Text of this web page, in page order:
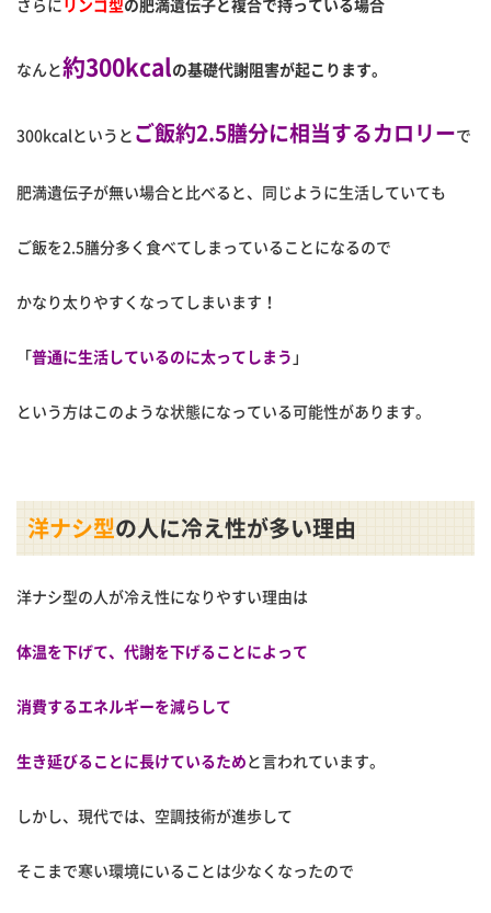
なんと約300kcalの基礎代謝阻害が起こります。
300kcalというと ご飯約2.5膳分に相当するカロリーで
肥満遺伝子が無い場合と比べると、同じように生活していても
ご飯を2.5膳分多く食べてしまっていることになるので
かなり太りやすくなってしまいます！
「普通に生活しているのに太ってしまう 」
という方はこのような状態になっている可能性があります。
洋ナシ型の人に冷え性が多い理由
洋ナシ型の人が冷え性になりやすい理由は
体温を下げて、代謝を下げることによって
消費するエネルギーを減らして
生き延びることに長けているためと言われています。
しかし、現代では、空調技術が進歩して
そこまで寒い環境にいることは少なくなったので